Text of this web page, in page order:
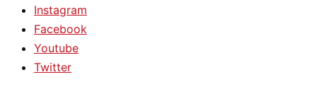
Instagram
Facebook
Youtube
Twitter